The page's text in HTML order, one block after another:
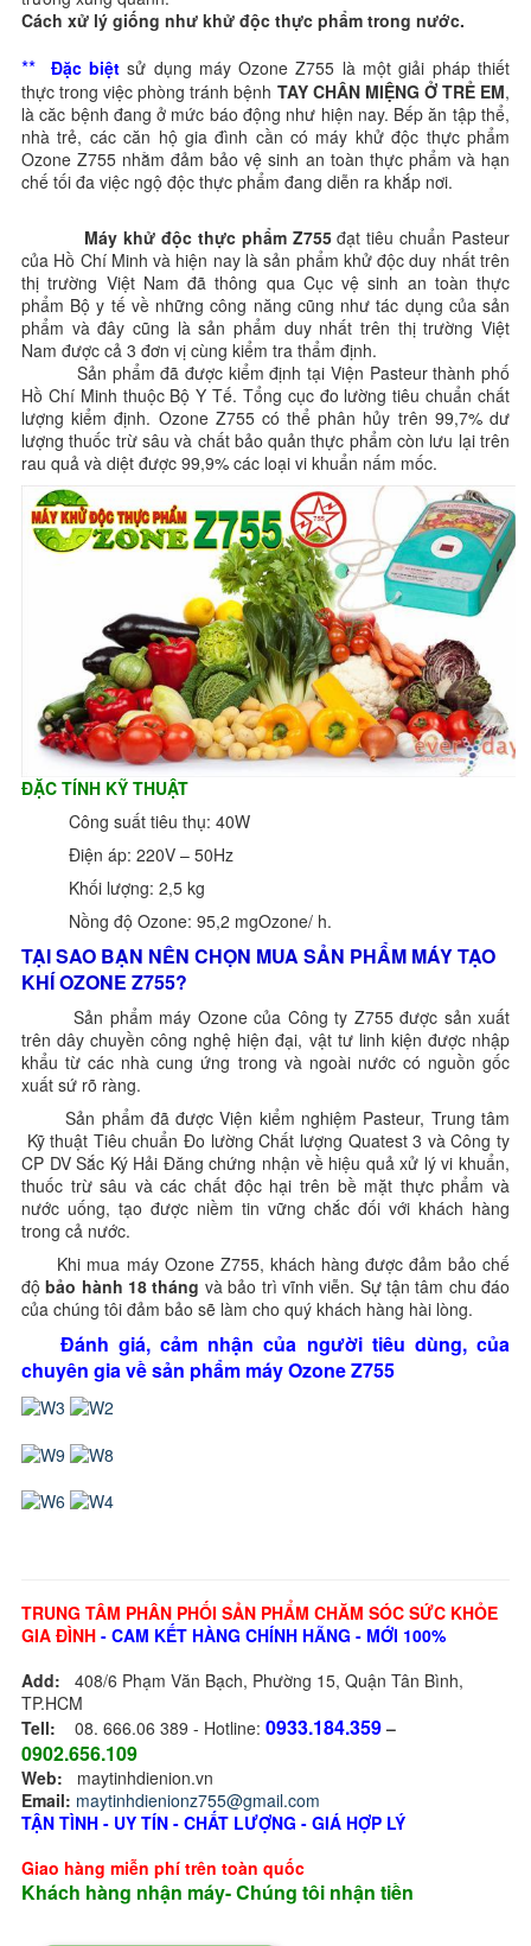
Cách xử lý giống như khử độc thực phẩm trong nước.
** Đặc biệtsử dụng máy Ozone Z755 là một giải pháp thiết
thực trong việc phòng tránh bệnh TAY CHÂN MIỆNG Ở TRẺ EM,
là căc bệnh đang ở mức báo động như hiện nay. Bếp ăn tập thể,
nhà trẻ, các căn hộ gia đình cần có máy khử độc thực phẩm
Ozone Z755 nhằm đảm bảo vệ sinh an toàn thực phẩm và hạn
chế tối đa việc ngộ độc thực phẩm đang diễn ra khắp nơi.
Máy khử độc thực phẩm Z755đạt tiêu chuẩn Pasteur
của Hồ Chí Minh và hiện nay là sản phẩm khử độc duy nhất trên
thị trường Việt Nam đã thông qua Cục vệ sinh an toàn thực
phẩm Bộ y tế về những công năng cũng như tác dụng của sản
phẩm và đây cũng là sản phẩm duy nhất trên thị trường Việt
Nam được cả 3 đơn vị cùng kiểm tra thẩm định.
Sản phẩm đã được kiểm định tại Viện Pasteur thành phố
Hồ Chí Minh thuộc Bộ Y Tế. Tổng cục đo lường tiêu chuẩn chất
lượng kiểm định. Ozone Z755 có thể phân hủy trên 99,7% dư
lượng thuốc trừ sâu và chất bảo quản thực phẩm còn lưu lại trên
rau quả và diệt được 99,9% các loại vi khuẩn nấm mốc.
ĐẶC TÍNH KỸ THUẬT
Công suất tiêu thụ: 40W
Điện áp: 220V – 50Hz
Khối lượng: 2,5 kg
Nồng độ Ozone: 95,2 mgOzone/ h.
TẠI SAO BẠN NÊN CHỌN MUA SẢN PHẨM MÁY TẠO
KHÍ OZONE Z755?
Sản phẩm máy Ozone của Công ty Z755 được sản xuất
trên dây chuyền công nghệ hiện đại, vật tư linh kiện được nhập
khẩu từ các nhà cung ứng trong và ngoài nước có nguồn gốc
xuất sứ rõ ràng.
Sản phẩm đã được Viện kiểm nghiệm Pasteur, Trung tâm
Kỹ thuật Tiêu chuẩn Đo lường Chất lượng Quatest 3 và Công ty
CP DV Sắc Ký Hải Đăng chứng nhận về hiệu quả xử lý vi khuẩn,
thuốc trừ sâu và các chất độc hại trên bề mặt thực phẩm và
nước uống, tạo được niềm tin vững chắc đối với khách hàng
trong cả nước.
Khi mua máy Ozone Z755, khách hàng được đảm bảo chế
độbảo hành 18 tháng và bảo trì vĩnh viễn. Sự tận tâm chu đáo
của chúng tôi đảm bảo sẽ làm cho quý khách hàng hài lòng.
Đánh giá, cảm nhận của người tiêu dùng, của
chuyên gia về sản phẩm máy Ozone Z755
TRUNG TÂM PHÂN PHỐI SẢN PHẨM CHĂM SÓC SỨC KHỎE
GIA ĐÌNH - CAM KẾT HÀNG CHÍNH HÃNG - MỚI 100%
Add: 408/6 Phạm Văn Bạch, Phường 15, Quận Tân Bình,
TP.HCM
Tell:
08. 666.06 389 - Hotline: 0933.184.359–
0902.656.109
Web: maytinhdienion.vn
Email: maytinhdienionz755@gmail.com
TẬN TÌNH - UY TÍN - CHẤT LƯỢNG - GIÁ HỢP LÝ
Giao hàng miễn phí trên toàn quốc
Khách hàng nhận máy- Chúng tôi nhận tiền